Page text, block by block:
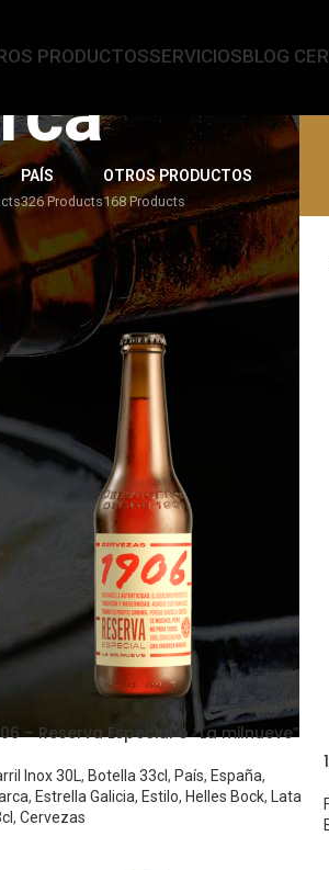
PRODUCTOSSERVICIOSBLOG
PAÍS
326 Products
OTROS PRODUCTOS
168 Products
– Reserva Especial o “La milnueve”
Inox 30L , Botella 33cl, País, España,
, Estrella Galicia, Estilo, Helles Bock, Lata
, Cervezas